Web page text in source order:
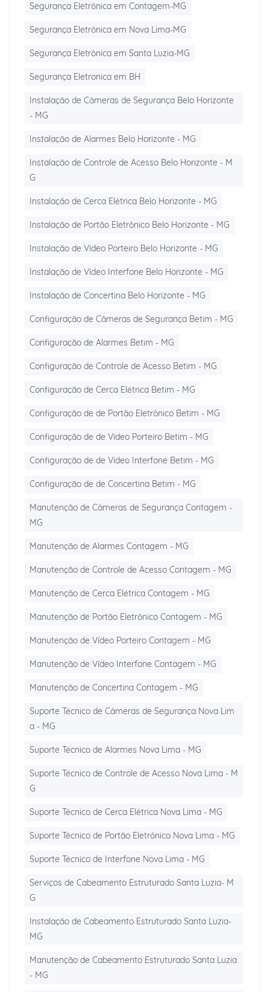
Segurança Eletrônica em Contagem-MG
Segurança Eletrônica em Nova Lima-MG
Segurança Eletrônica em Santa Luzia-MG
Segurança Eletronica em BH
Instalação de Câmeras de Segurança Belo Horizonte
- MG
Instalação de Alarmes Belo Horizonte - MG
Instalação de Controle de Acesso Belo Horizonte - M
G
Instalação de Cerca Elétrica Belo Horizonte - MG
Instalação de Portão Eletrônico Belo Horizonte - MG
Instalação de Vídeo Porteiro Belo Horizonte - MG
Instalação de Vídeo Interfone Belo Horizonte - MG
Instalação de Concertina Belo Horizonte - MG
Configuração de Câmeras de Segurança Betim - MG
Configuração de Alarmes Betim - MG
Configuração de Controle de Acesso Betim - MG
Configuração de Cerca Elétrica Betim - MG
Configuração de de Portão Eletrônico Betim - MG
Configuração de de Vídeo Porteiro Betim - MG
Configuração de de Vídeo Interfone Betim - MG
Configuração de de Concertina Betim - MG
Manutenção de Câmeras de Segurança Contagem -
MG
Manutenção de Alarmes Contagem - MG
Manutenção de Controle de Acesso Contagem - MG
Manutenção de Cerca Elétrica Contagem - MG
Manutenção de Portão Eletrônico Contagem - MG
Manutenção de Vídeo Porteiro Contagem - MG
Manutenção de Vídeo Interfone Contagem - MG
Manutenção de Concertina Contagem - MG
Suporte Técnico de Câmeras de Segurança Nova Lim
a - MG
Suporte Técnico de Alarmes Nova Lima - MG
Suporte Técnico de Controle de Acesso Nova Lima - M
G
Suporte Técnico de Cerca Elétrica Nova Lima - MG
Suporte Técnico de Portão Eletrônico Nova Lima - MG
Suporte Técnico de Interfone Nova Lima - MG
Serviços de Cabeamento Estruturado Santa Luzia- M
G
Instalação de Cabeamento Estruturado Santa Luzia-
MG
Manutenção de Cabeamento Estruturado Santa Luzia
- MG